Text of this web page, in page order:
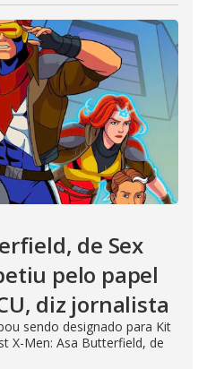
de Sex
pelo papel
diz jornalista
sendo designado para Kit
X-Men: Asa Butterfield, de